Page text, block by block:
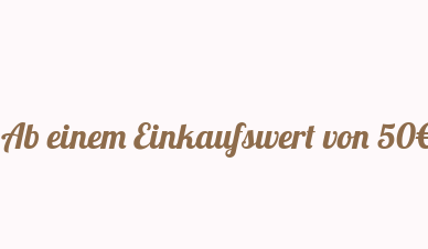
Ab einem Einkaufswert von